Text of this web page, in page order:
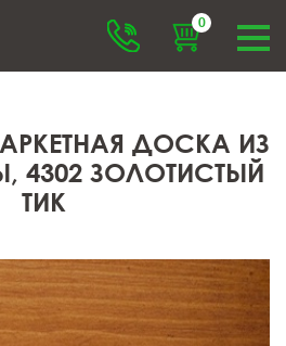
0
ДОСКА ИЗ
4302 ЗОЛОТИСТЫЙ
ТИК